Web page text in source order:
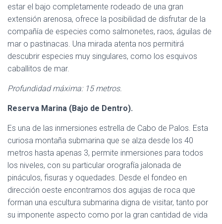
estar el bajo completamente rodeado de una gran
extensión arenosa, ofrece la posibilidad de disfrutar de la
compañía de especies como salmonetes, raos, águilas de
mar o pastinacas. Una mirada atenta nos permitirá
descubrir especies muy singulares, como los esquivos
caballitos de mar.
Profundidad máxima: 15 metros.
Reserva Marina (Bajo de Dentro).
Es una de las inmersiones estrella de Cabo de Palos. Esta
curiosa montaña submarina que se alza desde los 40
metros hasta apenas 3, permite inmersiones para todos
los niveles, con su particular orografía jalonada de
pináculos, fisuras y oquedades. Desde el fondeo en
dirección oeste encontramos dos agujas de roca que
forman una escultura submarina digna de visitar, tanto por
su imponente aspecto como por la gran cantidad de vida